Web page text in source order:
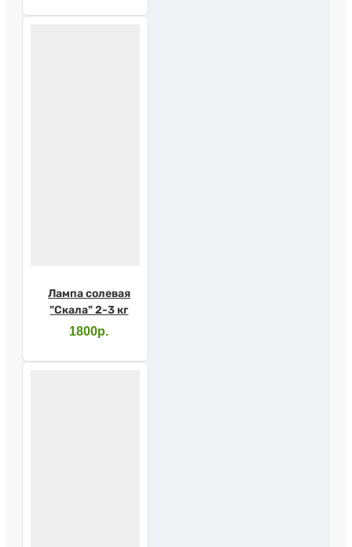
Лампа солевая
"Скала" 2-3 кг
1800р.